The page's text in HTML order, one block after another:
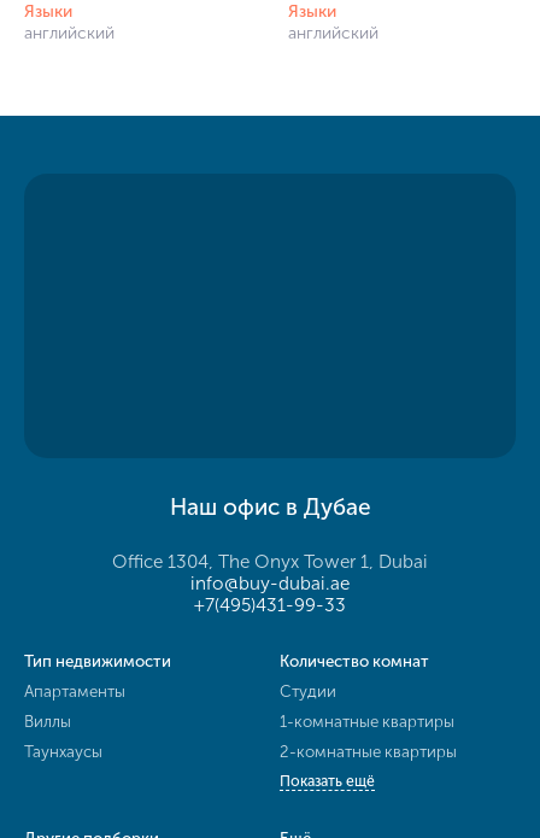
Языки
английский
Языки
английский
Наш офис в Дубае
Office 1304, The Onyx Tower 1, Dubai
info@buy-dubai.ae
+7(495)431-99-33
Тип недвижимости
Апартаменты
Виллы
Таунхаусы
Количество комнат
Студии
1-комнатные квартиры
2-комнатные квартиры
Показать ещё